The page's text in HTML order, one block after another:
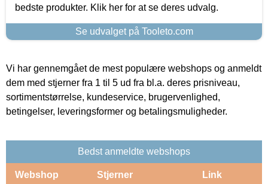
bedste produkter. Klik her for at se deres udvalg.
Se udvalget på Tooleto.com
Vi har gennemgået de mest populære webshops og anmeldt
dem med stjerner fra 1 til 5 ud fra bl.a. deres prisniveau,
sortimentstørrelse, kundeservice, brugervenlighed,
betingelser, leveringsformer og betalingsmuligheder.
Bedst anmeldte webshops
Webshop Stjerner Link